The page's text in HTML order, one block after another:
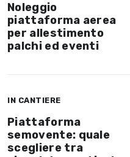
Noleggio
piattaforma aerea
per allestimento
palchi ed eventi
IN CANTIERE
Piattaforma
semovente: quale
scegliere tra